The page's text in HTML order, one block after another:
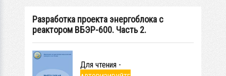
Разработка проекта энергоблока с
реактором ВБЭР-600. Часть 2.
Для чтения -